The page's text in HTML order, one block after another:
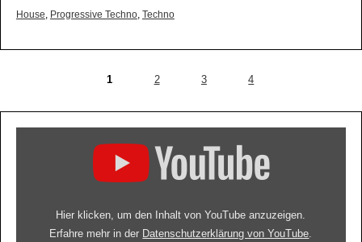
House, Progressive Techno, Techno
1 2 3 4
Hier klicken, um den Inhalt von YouTube anzuzeigen.
Erfahre mehr in der Datenschutzerklärung von YouTube